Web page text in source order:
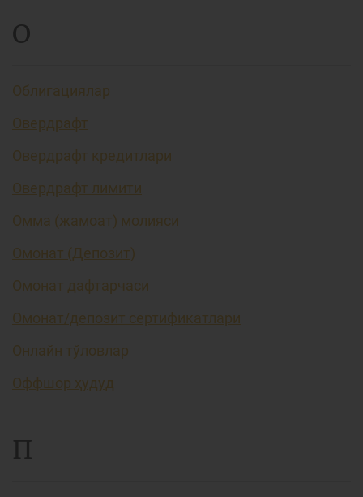
О
Облигациялар
Овердрафт
Овердрафт кредитлари
Овердрафт лимити
Омма (жамоат) молияси
Омонат (Депозит)
Омонат дафтарчаси
Омонат/депозит сертификатлари
Онлайн тўловлар
Оффшор ҳудуд
П